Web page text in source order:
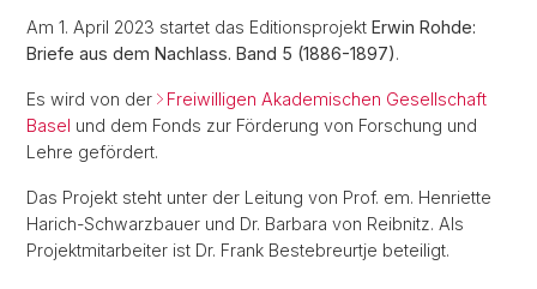
Am 1. April 2023 startet das Editionsprojekt Erwin Rohde:
Briefe aus dem Nachlass. Band 5 (1886-1897).
Es wird von der
Freiwilligen Akademischen Gesellschaft
Basel und dem Fonds zur Förderung von Forschung und
Lehre gefördert.
Das Projekt steht unter der Leitung von Prof. em. Henriette
Harich-Schwarzbauer und Dr. Barbara von Reibnitz. Als
Projektmitarbeiter ist Dr. Frank Bestebreurtje beteiligt.